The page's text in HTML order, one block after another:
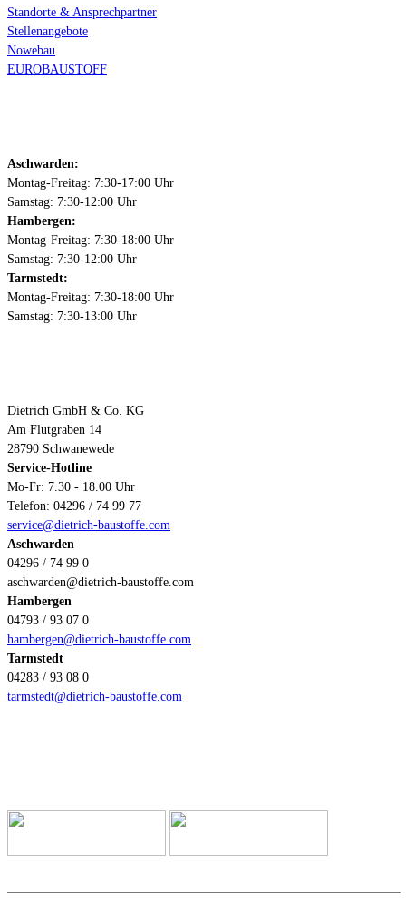
Standorte & Ansprechpartner
Stellenangebote
Nowebau
EUROBAUSTOFF
Aschwarden:
Montag-Freitag: 7:30-17:00 Uhr
Samstag: 7:30-12:00 Uhr
Hambergen:
Montag-Freitag: 7:30-18:00 Uhr
Samstag: 7:30-12:00 Uhr
Tarmstedt:
Montag-Freitag: 7:30-18:00 Uhr
Samstag: 7:30-13:00 Uhr
Dietrich GmbH & Co. KG
Am Flutgraben 14
28790 Schwanewede
Service-Hotline
Mo-Fr: 7.30 - 18.00 Uhr
Telefon: 04296 / 74 99 77
service@dietrich-baustoffe.com
Aschwarden
04296 / 74 99 0
aschwarden@dietrich-baustoffe.com
Hambergen
04793 / 93 07 0
hambergen@dietrich-baustoffe.com
Tarmstedt
04283 / 93 08 0
tarmstedt@dietrich-baustoffe.com